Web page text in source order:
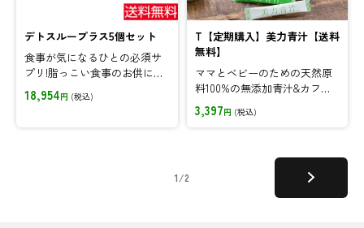
デトスループラス5個セット
食事が気になるひとの必須サ
プリ!脂っこい食事のお供にデ
トスループラスを。セットが
お得♪
18,954円 (税込)
T【定期購入】美力青汁【送料
無料】
ママとベビーのための天然原
料100%の無添加青汁&カフェ
イン0!♪定期購入なら毎月お
得に!
3,397円 (税込)
1/2